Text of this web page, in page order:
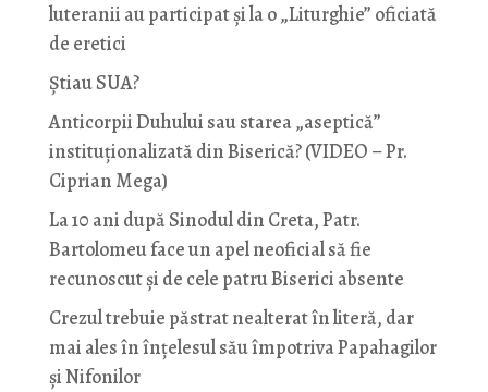
luteranii au participat și la o „Liturghie” oficiată
de eretici
Știau SUA?
Anticorpii Duhului sau starea „aseptică”
instituționalizată din Biserică? (VIDEO – Pr.
Ciprian Mega)
La 10 ani după Sinodul din Creta, Patr.
Bartolomeu face un apel neoficial să fie
recunoscut și de cele patru Biserici absente
Crezul trebuie păstrat nealterat în literă, dar
mai ales în înțelesul său împotriva Papahagilor
și Nifonilor